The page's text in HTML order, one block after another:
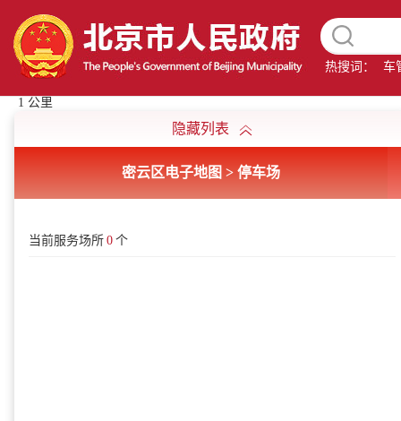
热搜词： 车
隐藏列表
密云区电子地图 > 停车场
当前服务场所 0 个
1 公里